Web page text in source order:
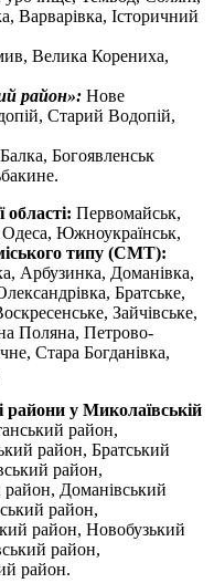
Варварівка, Історичний
Велика Корениха,
район»: Нове
Старий Водопій,
Богоявленськ
області: Первомайськ,
Южноукраїнськ,
типу (СМТ):
Арбузинка, Доманівка,
Братське,
Зайчівське,
Поляна, Петрово-
Стара Богданівка,
райони у Миколаївській
район,
район, Братський
район,
район, Доманівський
район,
район, Новобузький
район,
район.